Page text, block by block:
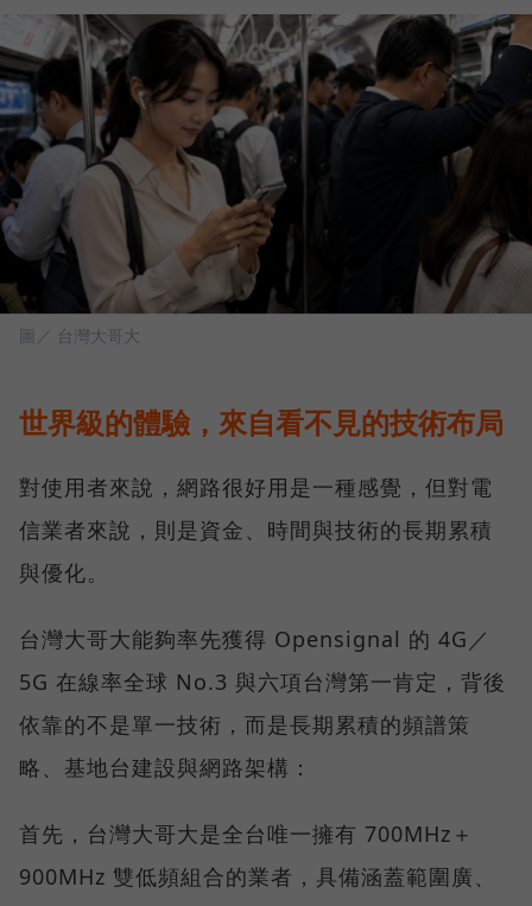
圖／ 台灣大哥大
世界級的體驗，來自看不見的技術布局
對使用者來說，網路很好用是一種感覺，但對電
信業者來說，則是資金、時間與技術的長期累積
與優化。
台灣大哥大能夠率先獲得 Opensignal 的 4G／
5G 在線率全球 No.3 與六項台灣第一肯定，背後
依靠的不是單一技術，而是長期累積的頻譜策
略、基地台建設與網路架構：
首先，台灣大哥大是全台唯一擁有 700MHz＋
900MHz 雙低頻組合的業者，具備涵蓋範圍廣、